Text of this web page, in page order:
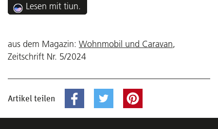
Lesen mit tiun.
aus dem Magazin: Wohnmobil und Caravan,
Zeitschrift Nr. 5/2024
Artikel teilen